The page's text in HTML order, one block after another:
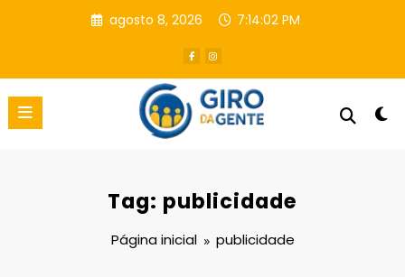
agosto 8, 2026 7:14:03 PM
Tag: publicidade
Página inicial publicidade